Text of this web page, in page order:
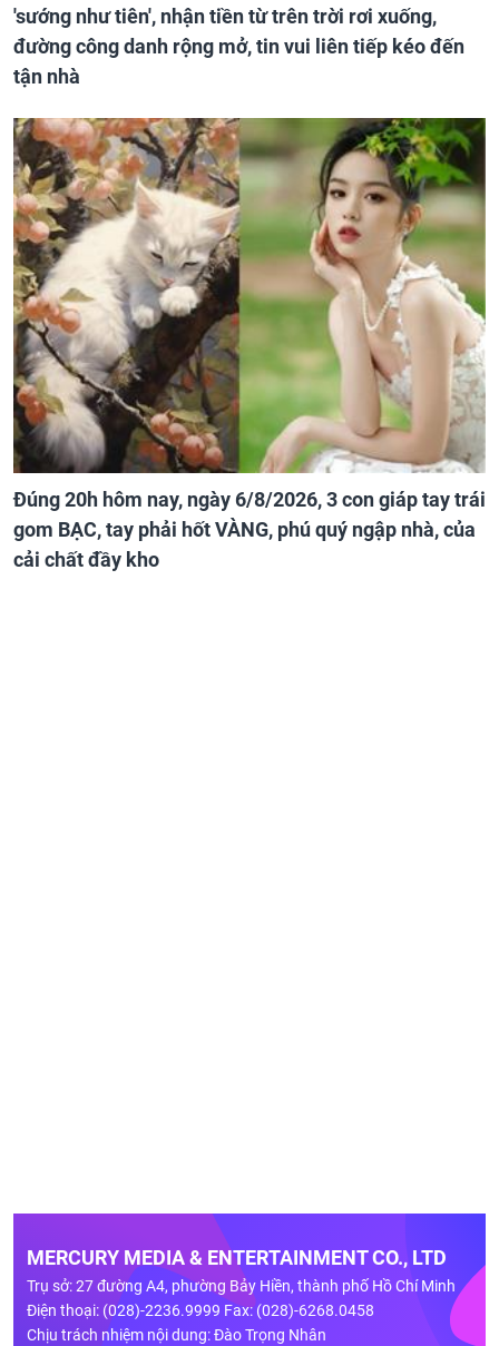
'sướng như tiên', nhận tiền từ trên trời rơi xuống,
đường công danh rộng mở, tin vui liên tiếp kéo đến
tận nhà
Đúng 20h hôm nay, ngày 6/8/2026, 3 con giáp tay trái
gom BẠC, tay phải hốt VÀNG, phú quý ngập nhà, của
cải chất đầy kho
MERCURY MEDIA & ENTERTAINMENT CO., LTD
Trụ sở: 27 đường A4, phường Bảy Hiền, thành phố Hồ Chí Minh
Điện thoại: (028)-2236.9999 Fax: (028)-6268.0458
Chịu trách nhiệm nội dung: Đào Trọng Nhân